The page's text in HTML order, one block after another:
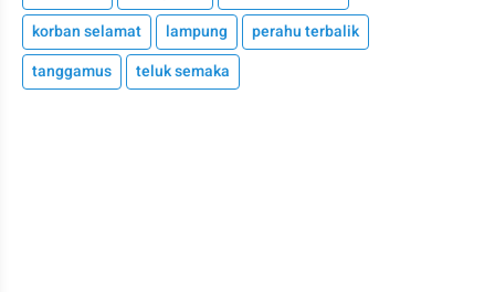
korban selamat
lampung
perahu terbalik
tanggamus
teluk semaka